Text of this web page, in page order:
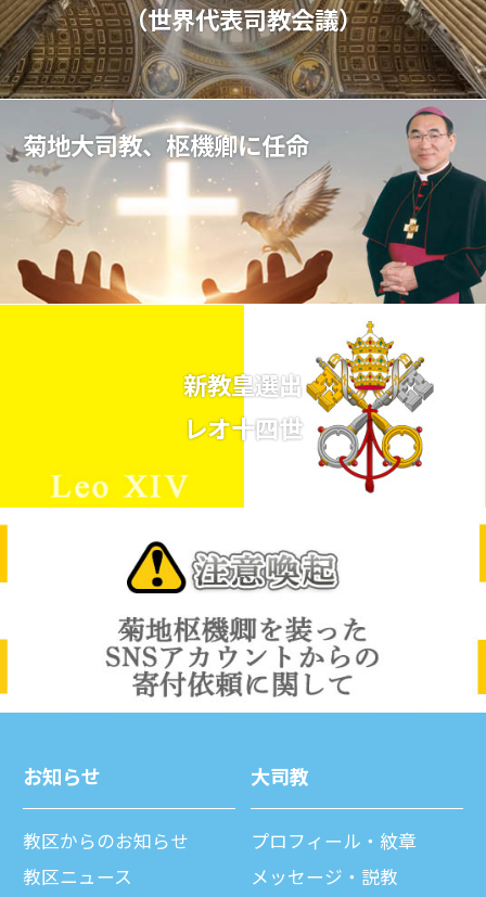
（世界代表司教会議）
菊地大司教、枢機卿に任命
新教皇選出
レオ十四世
お知らせ
教区からのお知らせ
教区ニュース
⼤司教
プロフィール・紋章
メッセージ・説教